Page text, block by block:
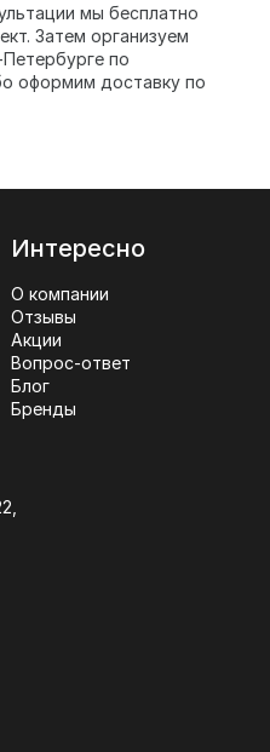
мы бесплатно
Затем организуем
по
оформим доставку по
Интересно
О компании
Отзывы
Акции
Вопрос-ответ
Блог
Бренды